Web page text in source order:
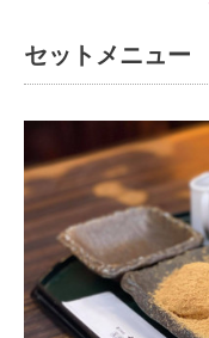
セットメニュー